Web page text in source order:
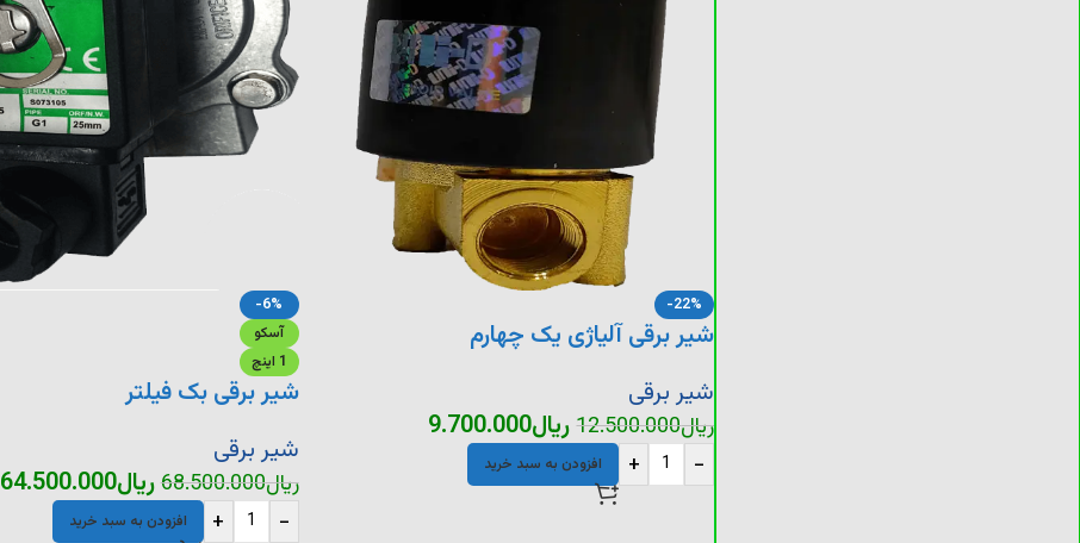
-22%
شیر برقی آلیاژی یک چهارم
شیر برقی
ریال12.500.000ریال9.700.000
-
+ افزودن به سبد خرید
-6%
آسکو
1 اینچ
شیر برقی بک فیلتر
شیر برقی
ریال68.500.000ریال64.500.000
-
+ افزودن به سبد خرید